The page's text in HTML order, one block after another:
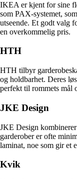
IKEA er kjent for sine
som PAX-systemet,
utseende. Et godt valg
en overkommelig pris.
HTH
HTH tilbyr
og holdbarhet. Deres
perfekt til rommets mål
JKE Design
JKE Design
garderober er ofte
laminat, noe som gir et
Kvik